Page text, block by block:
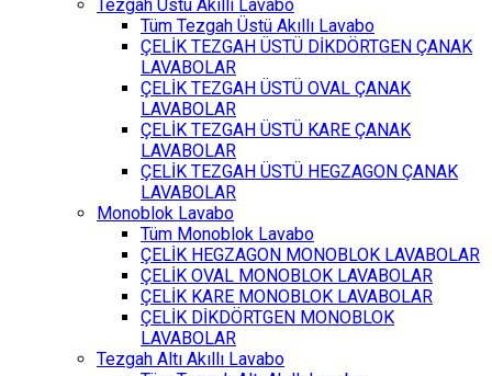
Tezgah Üstü Akıllı Lavabo
Tüm Tezgah Üstü Akıllı Lavabo
ÇELİK TEZGAH ÜSTÜ DİKDÖRTGEN ÇANAK
LAVABOLAR
ÇELİK TEZGAH ÜSTÜ OVAL ÇANAK
LAVABOLAR
ÇELİK TEZGAH ÜSTÜ KARE ÇANAK
LAVABOLAR
ÇELİK TEZGAH ÜSTÜ HEGZAGON ÇANAK
LAVABOLAR
Monoblok Lavabo
Tüm Monoblok Lavabo
ÇELİK HEGZAGON MONOBLOK LAVABOLAR
ÇELİK OVAL MONOBLOK LAVABOLAR
ÇELİK KARE MONOBLOK LAVABOLAR
ÇELİK DİKDÖRTGEN MONOBLOK
LAVABOLAR
Tezgah Altı Akıllı Lavabo